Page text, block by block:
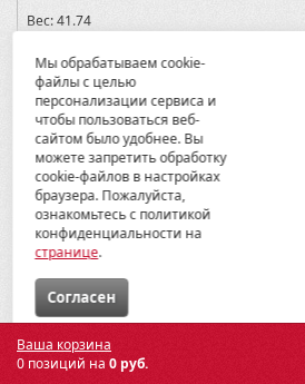
Ваша корзина
0 позиций на 0 руб.
Вес:41.74
Модели:
Kingquad 750
В корзину
СПб -0
Мск -0
* -- Рекомендованная розничная цена в
Екатеринбурге
© 2012-2026 ГК Металлопродукция
Мы обрабатываем cookie-
файлы с целью
персонализации сервиса и
чтобы пользоваться веб-
сайтом было удобнее. Вы
можете запретить обработку
cookie-файлов в настройках
браузера. Пожалуйста,
ознакомьтесь с политикой
конфиденциальности на
странице.
Cогласен